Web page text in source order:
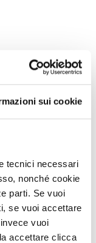
sui cookie
tecnici necessari
nonché cookie
parti. Se vuoi
se vuoi accettare
vuoi
accettare clicca